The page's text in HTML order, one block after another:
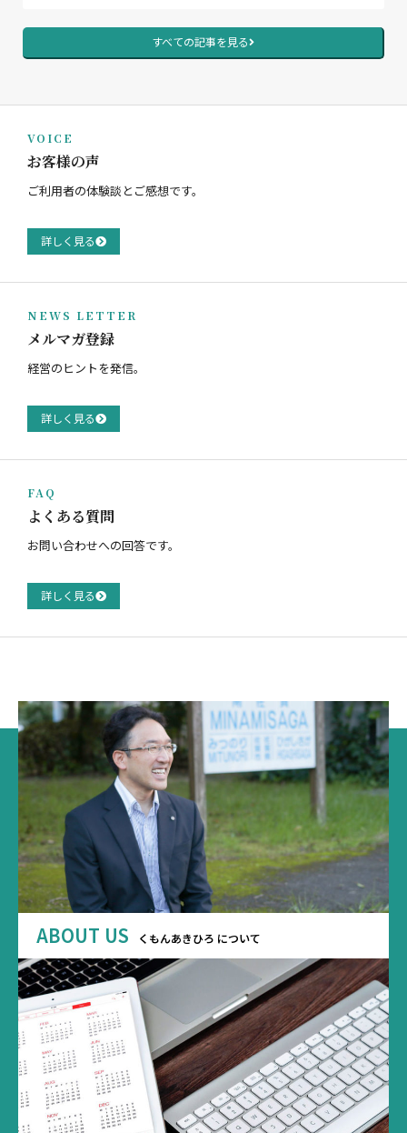
すべての記事を見る
VOICE
お客様の声
ご利用者の体験談とご感想です。
詳しく見る
NEWS LETTER
メルマガ登録
経営のヒントを発信。
詳しく見る
FAQ
よくある質問
お問い合わせへの回答です。
詳しく見る
ABOUT US くもんあきひろ について